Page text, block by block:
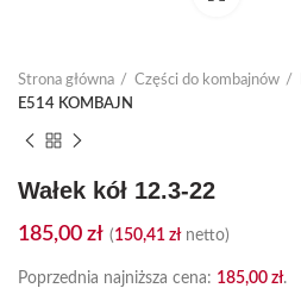
Strona główna Części do kombajnów
E514 KOMBAJN
Wałek kół 12.3-22
185,00 zł (150,41 złnetto)
Poprzednia najniższa cena: 185,00 zł.